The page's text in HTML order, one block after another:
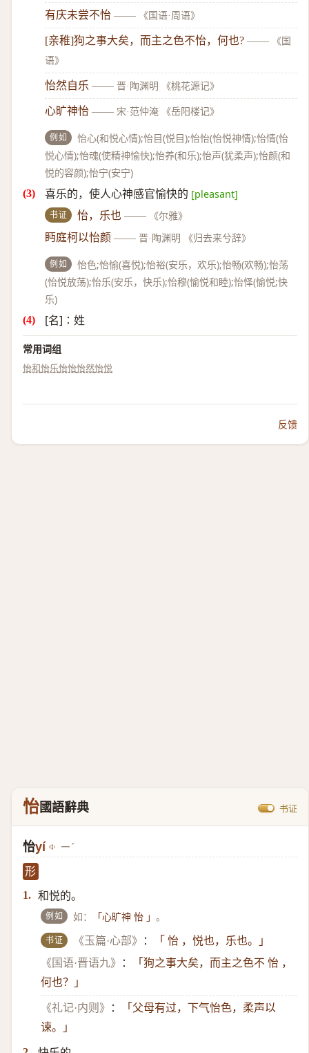
有庆未尝不怡 —— 《国语·周语》
[亲稚]狗之事大矣，而主之色不怡，何也? ——
《国
语》
怡然自乐 —— 晋·陶渊明 《桃花源记》
心旷神怡 —— 宋·范仲淹 《岳阳楼记》
例如
怡心(和悦心情);怡目(悦目);怡怡(怡悦神情);怡情(怡
悦心情);怡魂(使精神愉快);怡养(和乐);怡声(犹柔声);怡颜(和
悦的容颜);怡宁(安宁)
喜乐的，使人心神感官愉快的 [pleasant]
书证 怡，乐也 —— 《尔雅》
眄庭柯以怡颜 —— 晋·陶渊明 《归去来兮辞》
例如
怡色;怡愉(喜悦);怡裕(安乐，欢乐);怡畅(欢畅);怡荡
(怡悦放荡);怡乐(安乐，快乐);怡穆(愉悦和睦);怡怿(愉悦;快
乐)
[名]∶姓
常用词组
怡和怡乐怡怡怡然怡悦
反馈
怡國語辭典 书证
怡yí ㄧˊ
形
1. 和悦的。
例如 如： 「心旷神 怡 」。
书证 《玉篇·心部》 ：
「 怡 ，悦也，乐也。」
《国语·晋语九》
：
「狗之事大矣，而主之色不 怡 ，
何也？」
《礼记·内则》 ：
「父母有过，下气怡色，柔声以
谏。」